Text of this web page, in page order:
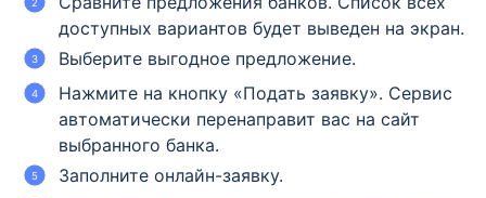
доступных вариантов будет выведен на экран.
Выберите выгодное предложение.
Нажмите на кнопку «Подать заявку». Сервис
автоматически перенаправит вас на сайт
выбранного банка.
Заполните онлайн-заявку.